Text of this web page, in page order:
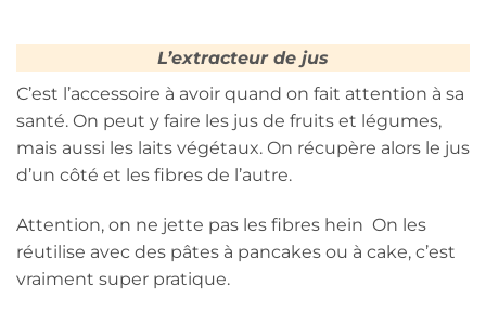
L’extracteur de jus
C’est l’accessoire à avoir quand on fait attention à sa
santé. On peut y faire les jus de fruits et légumes,
mais aussi les laits végétaux. On récupère alors le jus
d’un côté et les fibres de l’autre.
Attention, on ne jette pas les fibres hein On les
réutilise avec des pâtes à pancakes ou à cake, c’est
vraiment super pratique.